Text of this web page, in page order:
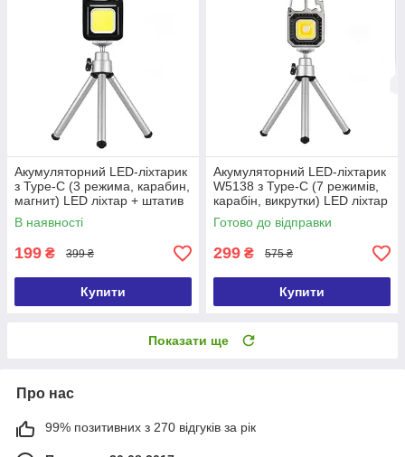
Акумуляторний LED-ліхтарик
з Type-C (3 режима, карабин,
магнит) LED ліхтар + штатив
В наявності
199 ₴ 399 ₴
Купити
Акумуляторний LED-ліхтарик
W5138 з Type-C (7 режимів,
карабін, викрутки) LED ліхтар
+ штатив
Готово до відправки
299 ₴ 575 ₴
Купити
Показати ще
Про нас
99% позитивних з 270 відгуків за рік